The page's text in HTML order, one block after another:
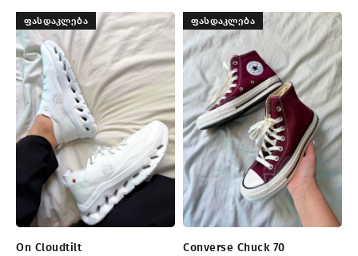
ᲤᲐᲡᲓᲐᲙᲚᲔᲑᲐ
On Cloudtilt
ᲤᲐᲡᲓᲐᲙᲚᲔᲑᲐ
Converse Chuck 70